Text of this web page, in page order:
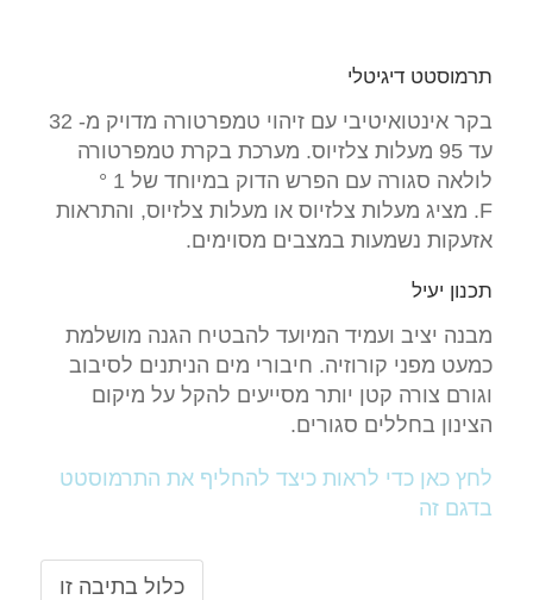
תרמוסטט דיגיטלי
בקר אינטואיטיבי עם זיהוי טמפרטורה מדויק מ- 32
עד 95 מעלות צלזיוס. מערכת בקרת טמפרטורה
לולאה סגורה עם הפרש הדוק במיוחד של 1 °
F. מציג מעלות צלזיוס או מעלות צלזיוס, והתראות
אזעקות נשמעות במצבים מסוימים.
תכנון יעיל
מבנה יציב ועמיד המיועד להבטיח הגנה מושלמת
כמעט מפני קורוזיה. חיבורי מים הניתנים לסיבוב
וגורם צורה קטן יותר מסייעים להקל על מיקום
הצינון בחללים סגורים.
לחץ כאן כדי לראות כיצד להחליף את התרמוסטט
בדגם זה
כלול בתיבה זו